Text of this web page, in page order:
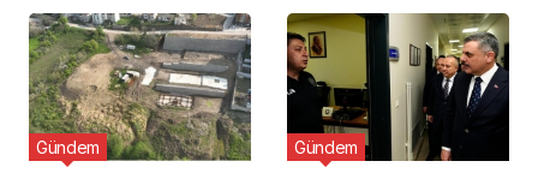
Gündem Gündem